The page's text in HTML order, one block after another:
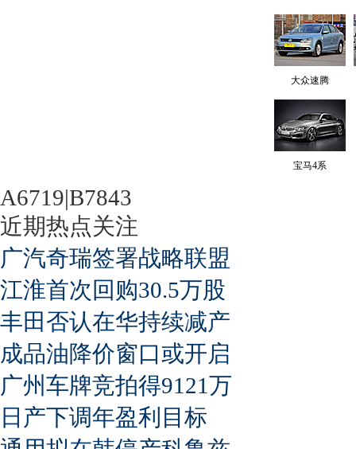
大众速腾
宝马4系
A6719|B7843
近期热点关注
广汽奇瑞签署战略联盟
江淮首次回购30.5万股
丰田否认在华持续减产
成品油降价窗口或开启
广州车牌竞拍得9121万
日产下调年盈利目标